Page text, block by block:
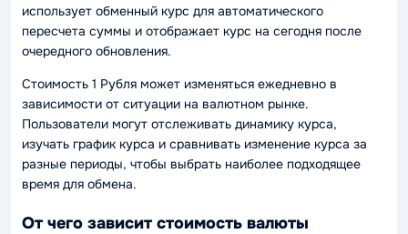
использует обменный курс для автоматического
пересчета суммы и отображает курс на сегодня после
очередного обновления.
Стоимость 1 Рубля может изменяться ежедневно в
зависимости от ситуации на валютном рынке.
Пользователи могут отслеживать динамику курса,
изучать график курса и сравнивать изменение курса за
разные периоды, чтобы выбрать наиболее подходящее
время для обмена.
От чего зависит стоимость валюты